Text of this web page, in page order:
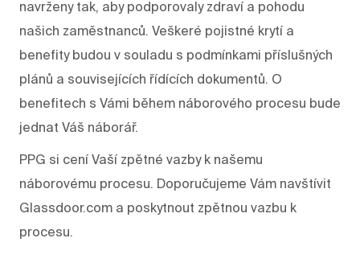
navrženy tak, aby podporovaly zdraví a pohodu
našich zaměstnanců. Veškeré pojistné krytí a
benefity budou v souladu s podmínkami příslušných
plánů a souvisejících řídících dokumentů. O
benefitech s Vámi během náborového procesu bude
jednat Váš náborář.
PPG si cení Vaší zpětné vazby k našemu
náborovému procesu. Doporučujeme Vám navštívit
Glassdoor.com a poskytnout zpětnou vazbu k
procesu.